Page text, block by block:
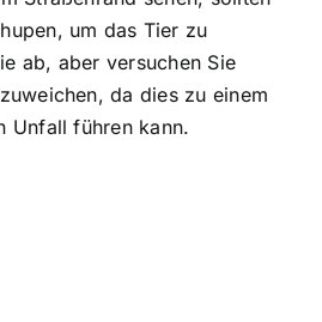
um das Tier zu
ab, aber versuchen Sie
da dies zu einem
Unfall führen kann.